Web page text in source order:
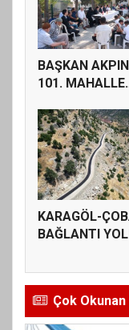
BAŞKAN
101. MAHALLE
BAĞ...
KARAGÖL-
BAĞLANTI
Çok